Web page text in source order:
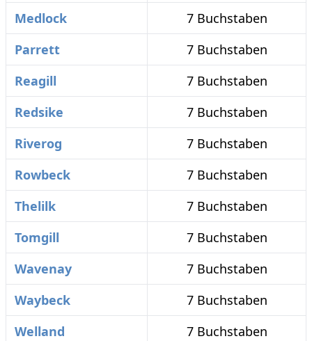
Medlock
7 Buchstaben
Parrett
7 Buchstaben
Reagill
7 Buchstaben
Redsike
7 Buchstaben
Riverog
7 Buchstaben
Rowbeck
7 Buchstaben
Thelilk
7 Buchstaben
Tomgill
7 Buchstaben
Wavenay
7 Buchstaben
Waybeck
7 Buchstaben
Welland
7 Buchstaben